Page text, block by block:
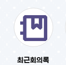
최근회의록